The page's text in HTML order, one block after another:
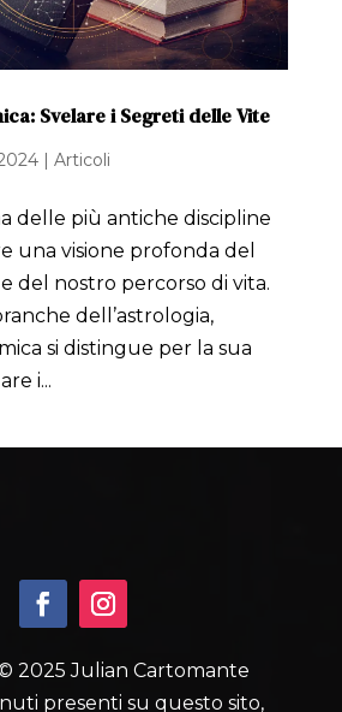
Svelare i Segreti delle Vite
| Articoli
delle più antiche discipline
una visione profonda del
del nostro percorso di vita.
dell’astrologia,
si distingue per la sua
i...
2025 Julian Cartomante
presenti su questo sito,